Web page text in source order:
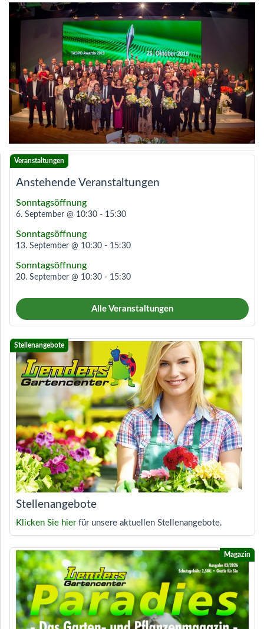
Anstehende Veranstaltungen
Sonntagsöffnung
6. September @ 10:30 - 15:30
Sonntagsöffnung
13. September @ 10:30 - 15:30
Sonntagsöffnung
20. September @ 10:30 - 15:30
Alle Veranstaltungen
Stellenangebote
Klicken Sie hierfür unsere aktuellen Stellenangebote.